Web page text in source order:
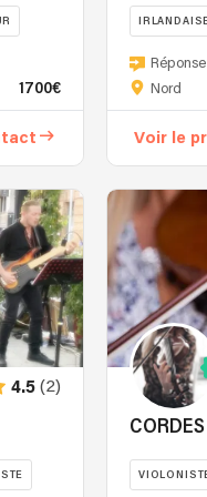
1700€
CELTIQUE
Trio
de
irlandaises
qui
réinvente
librement
une
musique
teintée
d'Irlande,
de
ceilidh,
d'excursions
d'autres
Nord
Voir le
4.5(2)